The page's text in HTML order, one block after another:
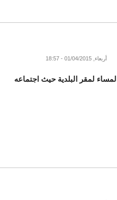
أربعاء, 01/04/2015 - 18:57
لمقر البلدية حيث اجتماعه